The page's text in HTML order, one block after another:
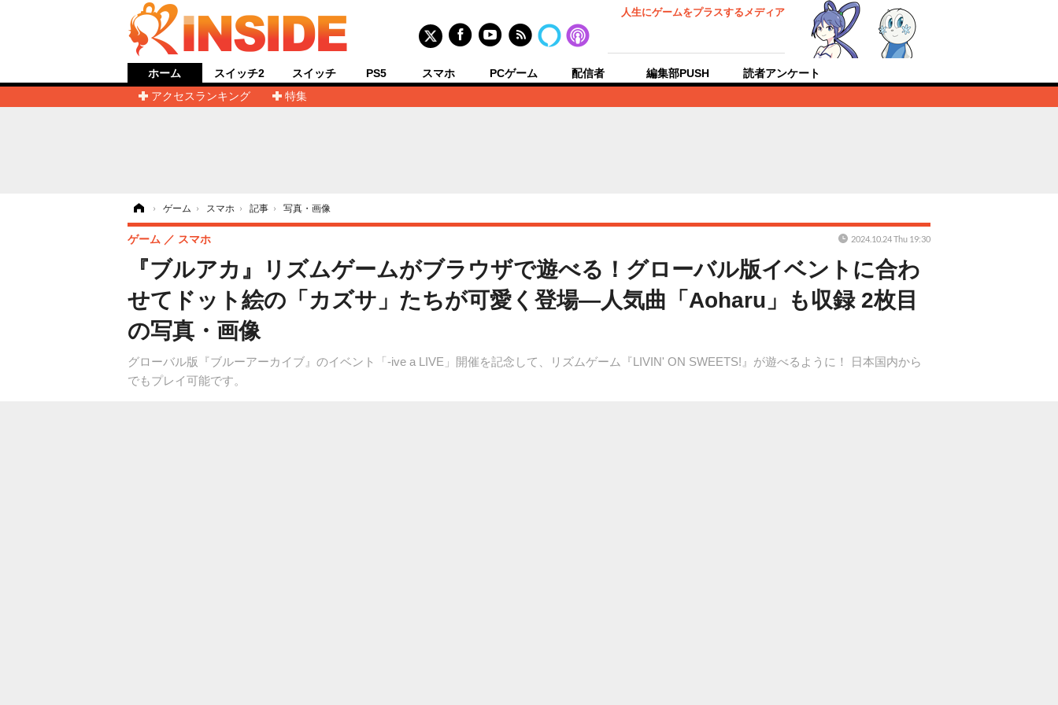
人生にゲームをプラスするメディア
ホーム
アクセスランキング
特集
スイッチ2 スイッチ PS5 スマホ PCゲーム 配信者 編集部PUSH 読者アンケート
› ゲーム › スマホ › 記事 › 写真・画像
『ブルアカ』リズムゲームがブラウザで遊べる！グローバル版イベントに合わ
せてドット絵の「カズサ」たちが可愛く登場―人気曲「Aoharu」も収録 2枚目
の写真・画像
グローバル版『ブルーアーカイブ』のイベント「-ive a LIVE」開催を記念して、リズムゲーム『LIVIN' ON SWEETS!』が遊べるように！ 日本国内から
でもプレイ可能です。
ゲーム スマホ 2024.10.24 Thu 19:30